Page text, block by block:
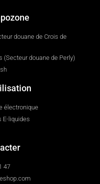
douane de Crois de
(Secteur douane de Perly)
électronique
E-liquides
47